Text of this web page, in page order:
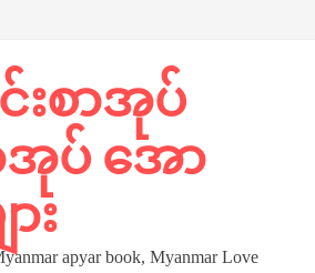
းစာအုပ်
အုပ် အော
း
apyar book, Myanmar Love